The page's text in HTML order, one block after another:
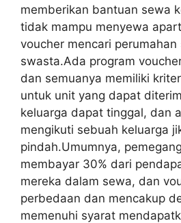
memberikan bantuan sewa
tidak mampu menyewa
voucher mencari
swasta.Ada program
dan semuanya memiliki
untuk unit yang dapat
keluarga dapat tinggal, dan
mengikuti sebuah keluarga
pindah.Umumnya,
membayar 30% dari
mereka dalam sewa, dan
perbedaan dan mencakup
memenuhi syarat